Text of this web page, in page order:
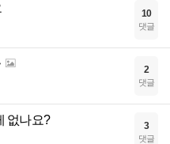
10
댓글
2
댓글
없나요? 3
댓글